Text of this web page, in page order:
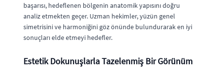
başarısı, hedeflenen bölgenin anatomik yapısını doğru
analiz etmekten geçer. Uzman hekimler, yüzün genel
simetrisini ve harmoniğini göz önünde bulundurarak en iyi
sonuçları elde etmeyi hedefler.
Estetik Dokunuşlarla Tazelenmiş Bir Görünüm